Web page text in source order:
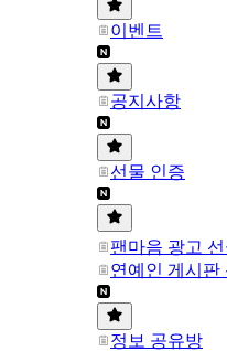
이벤트
공지사항
선물 인증
팬마음 광고 선
연예인 게시판
정보 공유방